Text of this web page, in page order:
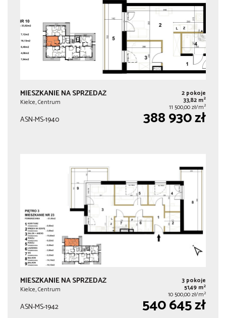
MIESZKANIE NA SPRZEDAŻ
Kielce, Centrum
2 pokoje
33,82 m2
11 500,00 zł/m2
ASN-MS-1940 388 930 zł
MIESZKANIE NA SPRZEDAŻ
Kielce, Centrum
3 pokoje
51,49 m2
10 500,00 zł/m2
ASN-MS-1942 540 645 zł